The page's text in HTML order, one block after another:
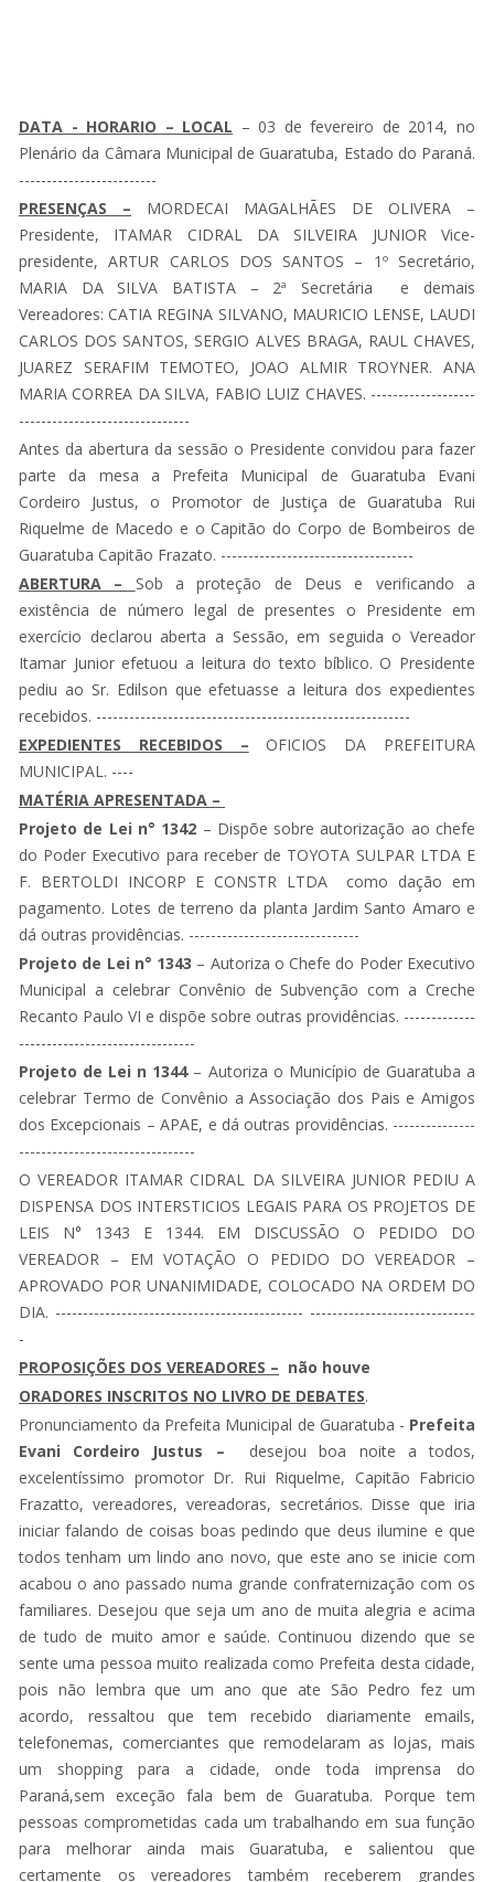
DATA - HORARIO – LOCAL – 03 de fevereiro de 2014, no
Plenário da Câmara Municipal de Guaratuba, Estado do Paraná.
-------------------------
PRESENÇAS – MORDECAI MAGALHÃES DE OLIVERA –
Presidente, ITAMAR CIDRAL DA SILVEIRA JUNIOR Vice-
presidente, ARTUR CARLOS DOS SANTOS – 1º Secretário,
MARIA DA SILVA BATISTA – 2ª Secretária e demais
Vereadores: CATIA REGINA SILVANO, MAURICIO LENSE, LAUDI
CARLOS DOS SANTOS, SERGIO ALVES BRAGA, RAUL CHAVES,
JUAREZ SERAFIM TEMOTEO, JOAO ALMIR TROYNER. ANA
MARIA CORREA DA SILVA, FABIO LUIZ CHAVES. -------------------
-------------------------------
Antes da abertura da sessão o Presidente convidou para fazer
parte da mesa a Prefeita Municipal de Guaratuba Evani
Cordeiro Justus, o Promotor de Justiça de Guaratuba Rui
Riquelme de Macedo e o Capitão do Corpo de Bombeiros de
Guaratuba Capitão Frazato. -----------------------------------
ABERTURA – Sob a proteção de Deus e verificando a
existência de número legal de presentes o Presidente em
exercício declarou aberta a Sessão, em seguida o Vereador
Itamar Junior efetuou a leitura do texto bíblico. O Presidente
pediu ao Sr. Edilson que efetuasse a leitura dos expedientes
recebidos. ---------------------------------------------------------
EXPEDIENTES RECEBIDOS – OFICIOS DA PREFEITURA
MUNICIPAL. ----
MATÉRIA APRESENTADA –
Projeto de Lei n° 1342 – Dispõe sobre autorização ao chefe
do Poder Executivo para receber de TOYOTA SULPAR LTDA E
F. BERTOLDI INCORP E CONSTR LTDA como dação em
pagamento. Lotes de terreno da planta Jardim Santo Amaro e
dá outras providências. -------------------------------
Projeto de Lei n° 1343 – Autoriza o Chefe do Poder Executivo
Municipal a celebrar Convênio de Subvenção com a Creche
Recanto Paulo VI e dispõe sobre outras providências. -------------
--------------------------------
Projeto de Lei n 1344– Autoriza o Município de Guaratuba a
celebrar Termo de Convênio a Associação dos Pais e Amigos
dos Excepcionais – APAE, e dá outras providências. ---------------
--------------------------------
O VEREADOR ITAMAR CIDRAL DA SILVEIRA JUNIOR PEDIU A
DISPENSA DOS INTERSTICIOS LEGAIS PARA OS PROJETOS DE
LEIS N° 1343 E 1344. EM DISCUSSÃO O PEDIDO DO
VEREADOR – EM VOTAÇÃO O PEDIDO DO VEREADOR –
APROVADO POR UNANIMIDADE, COLOCADO NA ORDEM DO
DIA. --------------------------------------------- ------------------------------
-
PROPOSIÇÕES DOS VEREADORES – não houve
ORADORES INSCRITOS NO LIVRO DE DEBATES.
Pronunciamento da Prefeita Municipal de Guaratuba - Prefeita
Evani Cordeiro Justus – desejou boa noite a todos,
excelentíssimo promotor Dr. Rui Riquelme, Capitão Fabricio
Frazatto, vereadores, vereadoras, secretários. Disse que iria
iniciar falando de coisas boas pedindo que deus ilumine e que
todos tenham um lindo ano novo, que este ano se inicie com
acabou o ano passado numa grande confraternização com os
familiares. Desejou que seja um ano de muita alegria e acima
de tudo de muito amor e saúde. Continuou dizendo que se
sente uma pessoa muito realizada como Prefeita desta cidade,
pois não lembra que um ano que ate São Pedro fez um
acordo, ressaltou que tem recebido diariamente emails,
telefonemas, comerciantes que remodelaram as lojas, mais
um shopping para a cidade, onde toda imprensa do
Paraná,sem exceção fala bem de Guaratuba. Porque tem
pessoas comprometidas cada um trabalhando em sua função
para melhorar ainda mais Guaratuba, e salientou que
certamente os vereadores também receberem grandes